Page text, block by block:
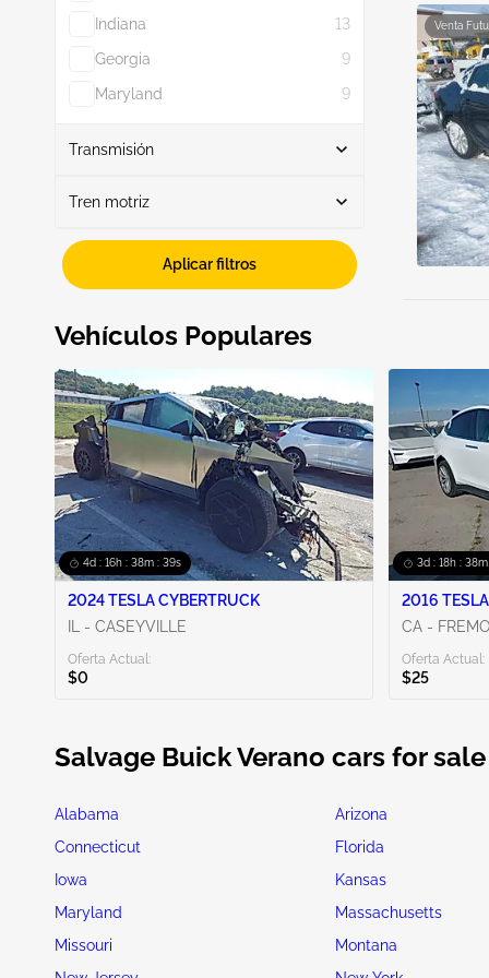
Indiana
13
Georgia
9
Maryland
9
Mostrar más
Transmisión
Automático 9
Tren motriz
Aplicar filtros
Venta
Vehículos Populares
4d : 16h : 38m : 38s
2024 TESLA CYBERTRUCK
IL - CASEYVILLE
Oferta Actual:
$0
3d : 18h :
2016
CA -
Oferta Actual:
$25
Salvage Buick Verano cars for
Alabama Arizona
Connecticut
Florida
Iowa
Kansas
Maryland
Massachusetts
Missouri
Montana